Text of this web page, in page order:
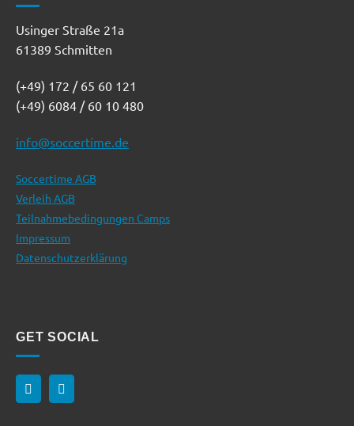
Usinger Straße 21a
61389 Schmitten
(+49) 172 / 65 60 121
(+49) 6084 / 60 10 480
info@soccertime.de
Soccertime AGB
Verleih AGB
Teilnahmebedingungen Camps
Impressum
Datenschutzerklärung
GET SOCIAL